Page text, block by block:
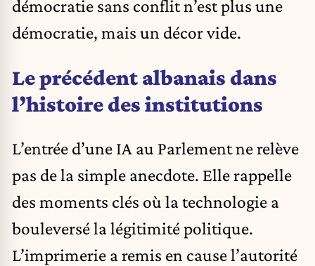
démocratie sans conflit n’est plus une
démocratie, mais un décor vide.
Le précédent albanais dans
l’histoire des institutions
L’entrée d’une IA au Parlement ne relève
pas de la simple anecdote. Elle rappelle
des moments clés où la technologie a
bouleversé la légitimité politique.
L’imprimerie a remis en cause l’autorité